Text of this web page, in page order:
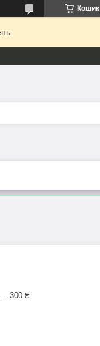
Кошик
— 300 ₴